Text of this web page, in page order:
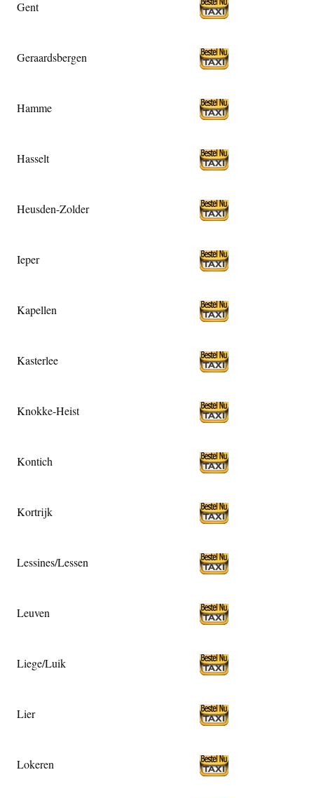
Gent
Geraardsbergen
Hamme
Hasselt
Heusden-Zolder
Ieper
Kapellen
Kasterlee
Knokke-Heist
Kontich
Kortrijk
Lessines/Lessen
Leuven
Liege/Luik
Lier
Lokeren